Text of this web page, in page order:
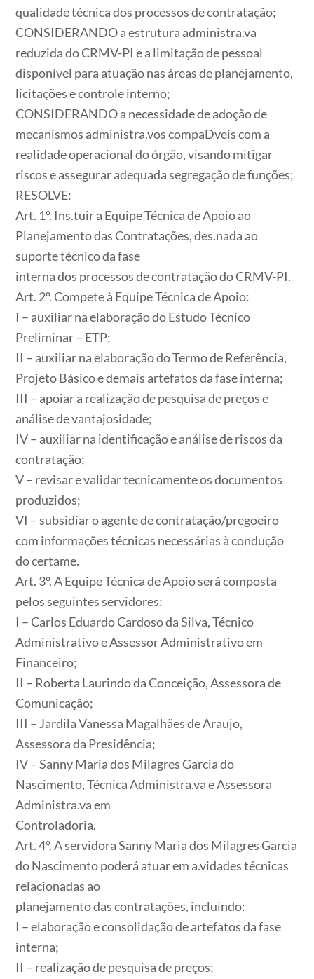
qualidade técnica dos processos de contratação;
CONSIDERANDO a estrutura administra.va
reduzida do CRMV-PI e a limitação de pessoal
disponível para atuação nas áreas de planejamento,
licitações e controle interno;
CONSIDERANDO a necessidade de adoção de
mecanismos administra.vos compaDveis com a
realidade operacional do órgão, visando mitigar
riscos e assegurar adequada segregação de funções;
RESOLVE:
Art. 1º. Ins.tuir a Equipe Técnica de Apoio ao
Planejamento das Contratações, des.nada ao
suporte técnico da fase
interna dos processos de contratação do CRMV-PI.
Art. 2º. Compete à Equipe Técnica de Apoio:
I – auxiliar na elaboração do Estudo Técnico
Preliminar – ETP;
II – auxiliar na elaboração do Termo de Referência,
Projeto Básico e demais artefatos da fase interna;
III – apoiar a realização de pesquisa de preços e
análise de vantajosidade;
IV – auxiliar na identificação e análise de riscos da
contratação;
V – revisar e validar tecnicamente os documentos
produzidos;
VI – subsidiar o agente de contratação/pregoeiro
com informações técnicas necessárias à condução
do certame.
Art. 3º. A Equipe Técnica de Apoio será composta
pelos seguintes servidores:
I – Carlos Eduardo Cardoso da Silva, Técnico
Administrativo e Assessor Administrativo em
Financeiro;
II – Roberta Laurindo da Conceição, Assessora de
Comunicação;
III – Jardila Vanessa Magalhães de Araujo,
Assessora da Presidência;
IV – Sanny Maria dos Milagres Garcia do
Nascimento, Técnica Administra.va e Assessora
Administra.va em
Controladoria.
Art. 4º. A servidora Sanny Maria dos Milagres Garcia
do Nascimento poderá atuar em a.vidades técnicas
relacionadas ao
planejamento das contratações, incluindo:
I – elaboração e consolidação de artefatos da fase
interna;
II – realização de pesquisa de preços;